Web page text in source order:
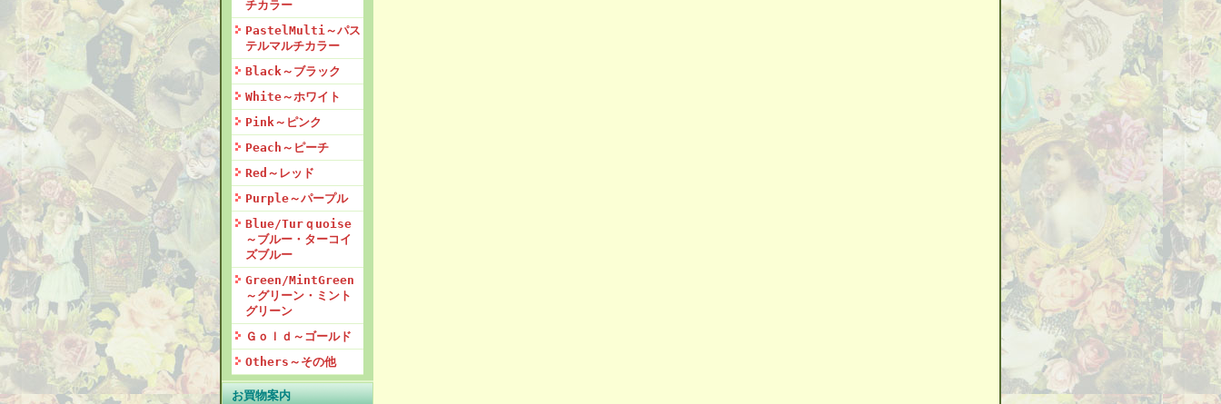
チカラー
PastelMulti～パス
テルマルチカラー
Black～ブラック
White～ホワイト
Pink～ピンク
Peach～ピーチ
Red～レッド
Purple～パープル
Blue/Turｑuoise
～ブルー・ターコイ
ズブルー
Green/MintGreen
～グリーン・ミント
グリーン
Ｇｏｌｄ～ゴールド
Others～その他
お買物案内